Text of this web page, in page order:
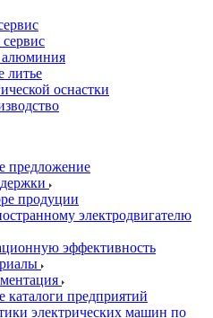
алюминия
литье
оснастки
предложение
продуции
электродвигателю
эффективность
каталоги предприятий
электрических машин по